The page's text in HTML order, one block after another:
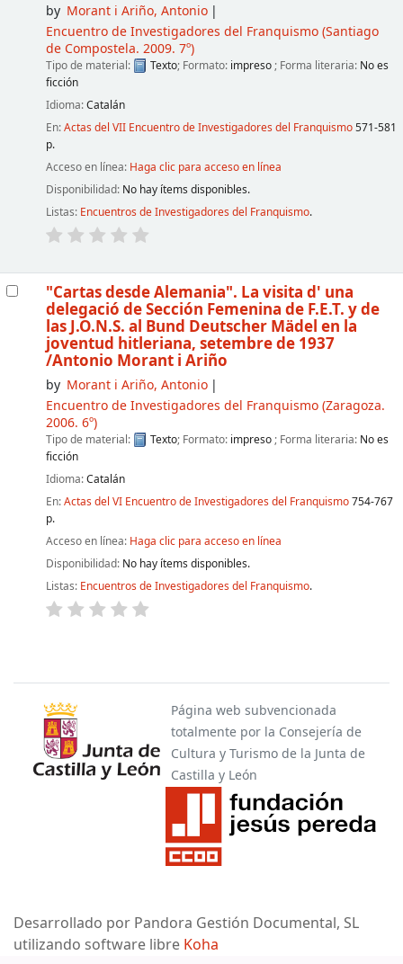
by Morant i Ariño, Antonio
Encuentro de Investigadores del Franquismo(Santiago
de Compostela. 2009. 7º)
Tipo de material: Texto; Formato: impreso ; Forma literaria: No es
ficción
Idioma:Catalán
En:Actas del VII Encuentro de Investigadores del Franquismo571-581
p.
Acceso en línea: Haga clic para acceso en línea
Disponibilidad: No hay ítems disponibles.
Listas: Encuentros de Investigadores del Franquismo.
"Cartas desde Alemania". La visita d' una
delegació de Sección Femenina de F.E.T. y de
las J.O.N.S. al Bund Deutscher Mädel en la
joventud hitleriana, setembre de 1937
/Antonio Morant i Ariño
by Morant i Ariño, Antonio
Encuentro de Investigadores del Franquismo(Zaragoza.
2006. 6º)
Tipo de material: Texto; Formato: impreso ; Forma literaria: No es
ficción
Idioma:Catalán
En:Actas del VI Encuentro de Investigadores del Franquismo754-767
p.
Acceso en línea: Haga clic para acceso en línea
Disponibilidad: No hay ítems disponibles.
Listas: Encuentros de Investigadores del Franquismo.
Página web subvencionada
totalmente por la Consejería de
Cultura y Turismo de la Junta de
Castilla y León
Desarrollado por Pandora Gestión Documental, SL
utilizando software libre Koha